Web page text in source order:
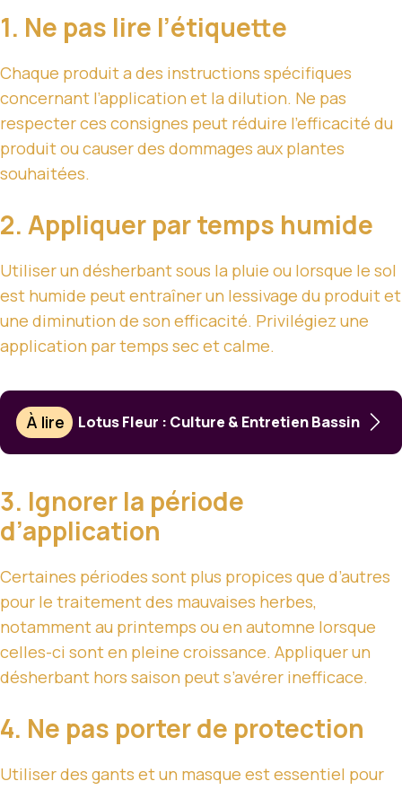
1. Ne pas lire l’étiquette
Chaque produit a des instructions spécifiques
concernant l’application et la dilution. Ne pas
respecter ces consignes peut réduire l’efficacité du
produit ou causer des dommages aux plantes
souhaitées.
2. Appliquer par temps humide
Utiliser un désherbant sous la pluie ou lorsque le sol
est humide peut entraîner un lessivage du produit et
une diminution de son efficacité. Privilégiez une
application par temps sec et calme.
À lire Lotus Fleur : Culture & Entretien Bassin
3. Ignorer la période
d’application
Certaines périodes sont plus propices que d’autres
pour le traitement des mauvaises herbes,
notamment au printemps ou en automne lorsque
celles-ci sont en pleine croissance. Appliquer un
désherbant hors saison peut s’avérer inefficace.
4. Ne pas porter de protection
Utiliser des gants et un masque est essentiel pour